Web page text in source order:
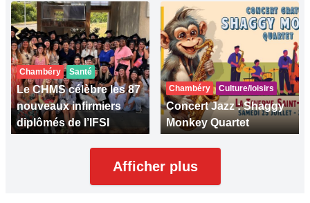
Chambéry Santé
Le CHMS célèbre les 87
nouveaux infirmiers
diplômés de l’IFSI
Chambéry Culture/loisirs
Concert Jazz : Shaggy
Monkey Quartet
Afficher plus